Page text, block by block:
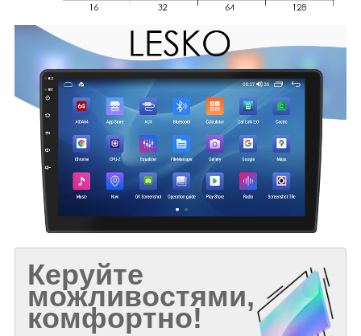
Керуйте
можливостями,
комфортно!